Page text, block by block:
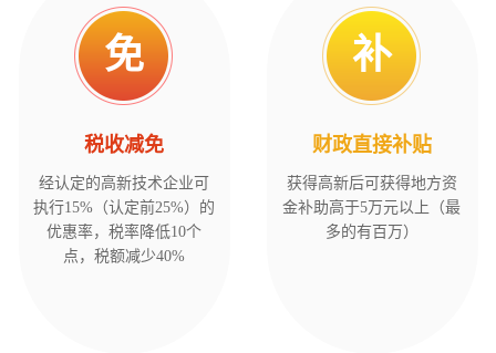
免
税收减免
经认定的高新技术企业可
执行15%（认定前25%）的
优惠率，税率降低10个
点，税额减少40%
补
财政直接补贴
获得高新后可获得地方资
金补助高于5万元以上（最
多的有百万）